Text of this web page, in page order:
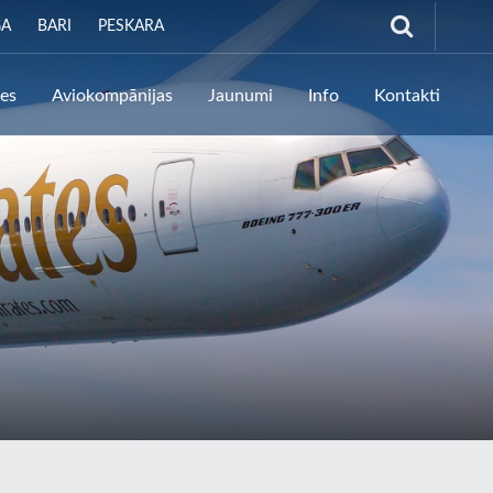
BARI PESKARA
Aviokompānijas Jaunumi Info Kontakti